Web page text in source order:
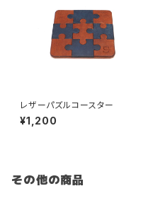
レザーパズルコースター
¥1,200
その他の商品